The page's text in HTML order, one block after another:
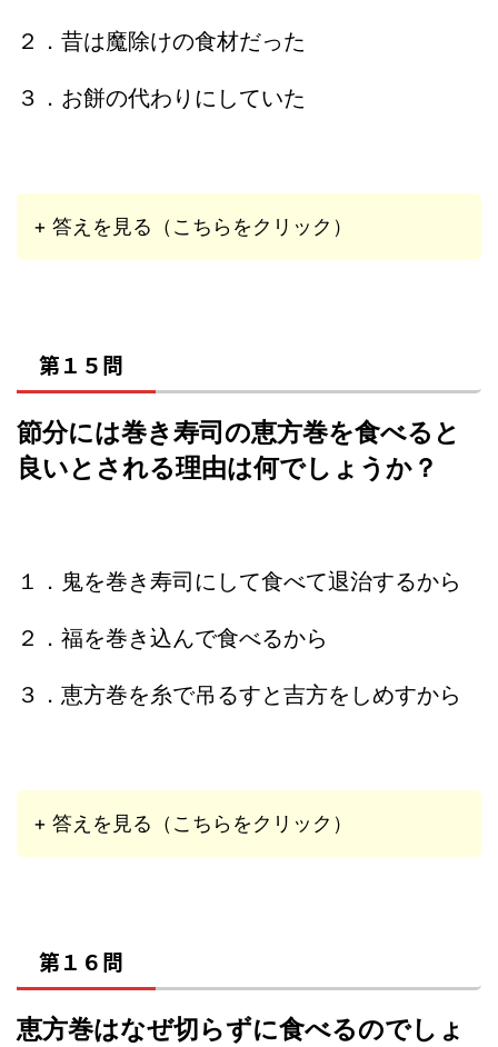
２．昔は魔除けの食材だった
３．お餅の代わりにしていた
+ 答えを見る（こちらをクリック）
第１５問
節分には巻き寿司の恵方巻を食べると
良いとされる理由は何でしょうか？
１．鬼を巻き寿司にして食べて退治するから
２．福を巻き込んで食べるから
３．恵方巻を糸で吊るすと吉方をしめすから
+ 答えを見る（こちらをクリック）
第１６問
恵方巻はなぜ切らずに食べるのでしょ